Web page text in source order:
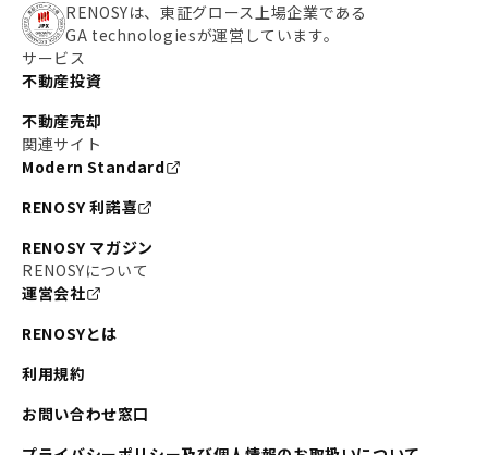
RENOSYは、東証グロース上場企業である
GA technologiesが運営しています。
サービス
不動産投資
不動産売却
関連サイト
Modern Standard
RENOSY 利諾喜
RENOSY マガジン
RENOSYについて
運営会社
RENOSYとは
利用規約
お問い合わせ窓口